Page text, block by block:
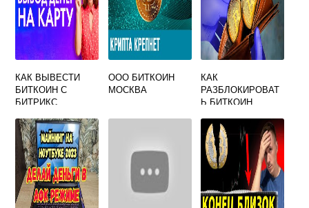
КАК ВЫВЕСТИ
БИТКОИН С
БИТРИКС
ООО БИТКОИН
МОСКВА
КАК
РАЗБЛОКИРОВАТ
Ь БИТКОИН